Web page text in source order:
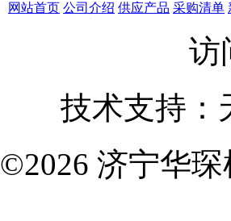
网站首页 公司介绍 供应产品 采购清单
访
技术支持：
©2026 济宁华